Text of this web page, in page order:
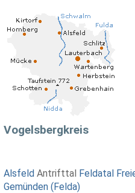
Vogelsbergkreis
Alsfeld Antrifttal Feldatal
Gemünden (Felda)